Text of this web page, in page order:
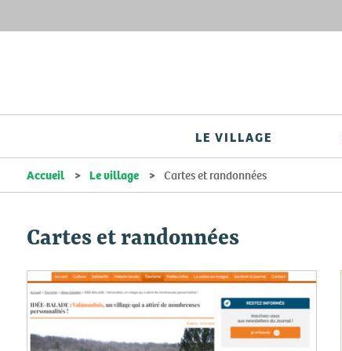
LE VILLAGE
Accueil Le village Cartes et randonnées
Cartes et randonnées